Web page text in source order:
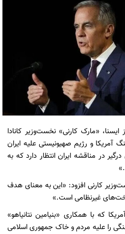
«مارک کارنی» نخست‌وزیر کانادا
و رژیم صهیونیستی علیه ایران
در مناقشه ایران انتظار دارد که به
کارنی افزود: «این به معنای هدف
غیرنظامی است.»
که با همکاری «بنیامین نتانیاهو»
را علیه مردم و خاک جمهوری اسلامی